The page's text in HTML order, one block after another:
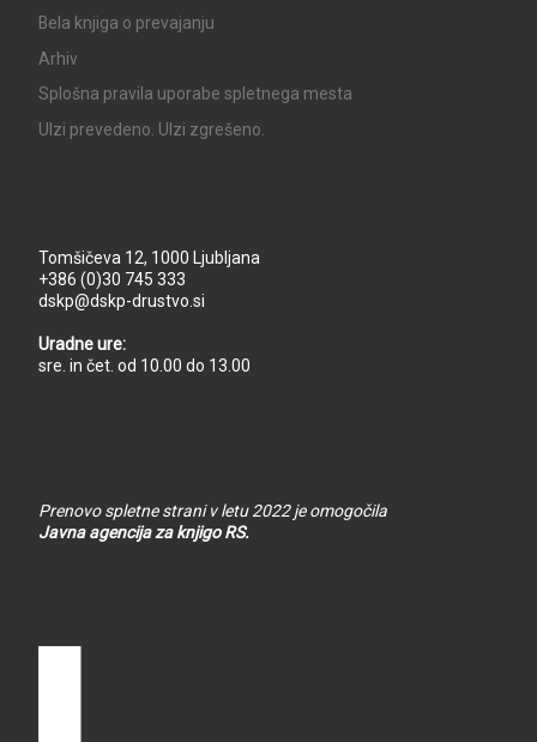
Bela knjiga o prevajanju
Arhiv
Splošna pravila uporabe spletnega mesta
UIzi prevedeno. UIzi zgrešeno.
Tomšičeva 12, 1000 Ljubljana
+386 (0)30 745 333
dskp@dskp-drustvo.si
Uradne ure:
sre. in čet. od 10.00 do 13.00
Prenovo spletne strani v letu 2022 je omogočila
Javna agencija za knjigo RS.